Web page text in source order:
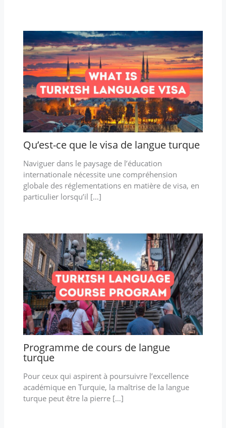
Qu’est-ce que le visa de langue turque
Naviguer dans le paysage de l’éducation
internationale nécessite une compréhension
globale des réglementations en matière de visa, en
particulier lorsqu’il […]
Programme de cours de langue
turque
Pour ceux qui aspirent à poursuivre l’excellence
académique en Turquie, la maîtrise de la langue
turque peut être la pierre […]